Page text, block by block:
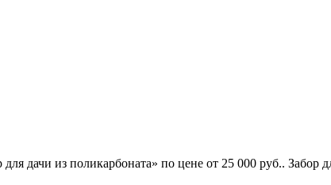
дачи из поликарбоната» по цене от 25 000 руб.. Забор